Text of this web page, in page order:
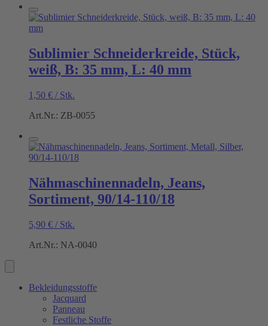
Sublimier Schneiderkreide, Stück,
weiß, B: 35 mm, L: 40 mm
1,50 € / Stk.
Art.Nr.: ZB-0055
Nähmaschinennadeln, Jeans,
Sortiment, 90/14-110/18
5,90 € / Stk.
Art.Nr.: NA-0040
Bekleidungsstoffe
Jacquard
Panneau
Festliche Stoffe